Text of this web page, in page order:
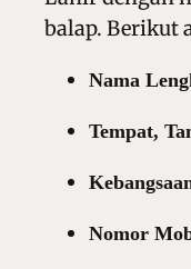
balap. Berikut
Nama
Tempat,
Nomor